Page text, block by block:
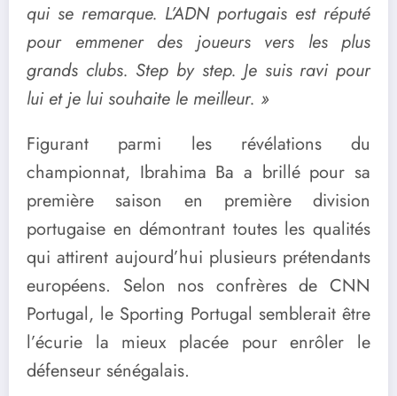
qui se remarque. L’ADN portugais est réputé
pour emmener des joueurs vers les plus
grands clubs. Step by step. Je suis ravi pour
lui et je lui souhaite le meilleur. »
Figurant parmi les révélations du
championnat, Ibrahima Ba a brillé pour sa
première saison en première division
portugaise en démontrant toutes les qualités
qui attirent aujourd’hui plusieurs prétendants
européens. Selon nos confrères de CNN
Portugal, le Sporting Portugal semblerait être
l’écurie la mieux placée pour enrôler le
défenseur sénégalais.